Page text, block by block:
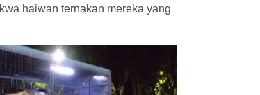
haiwan ternakan mereka yang